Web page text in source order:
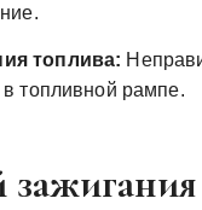
топлива:
топливной рампе.
зажигания